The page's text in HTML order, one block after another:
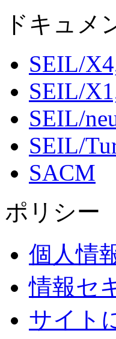
ドキュメ
SEIL/
SEIL/
SEIL/
SEIL/
SACM
ポリシー
個人情
情報セ
サイト